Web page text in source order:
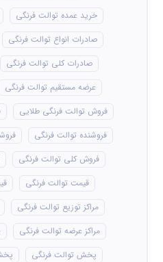
خرید عمده توالت فرنگی
صادرات انواع توالت فرنگی
صادرات کلی توالت فرنگی
عرضه مستقیم توالت فرنگی
فروش توالت فرنگی طلایی
فروشنده توالت فرنگی
فروش کلی توالت فرنگی
قیمت توالت فرنگی
مراکز توزیع توالت فرنگی
مراکز عرضه توالت فرنگی
پخش توالت فرنگی